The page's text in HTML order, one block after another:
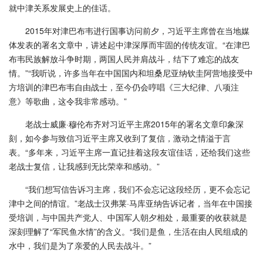
就中津关系发展史上的佳话。
2015年对津巴布韦进行国事访问前夕，习近平主席曾在当地媒
体发表的署名文章中，讲述起中津深厚而牢固的传统友谊。“在津巴
布韦民族解放斗争时期，两国人民并肩战斗，结下了难忘的战友
情。”“我听说，许多当年在中国国内和坦桑尼亚纳钦圭阿营地接受中
方培训的津巴布韦自由战士，至今仍会哼唱《三大纪律、八项注
意》等歌曲，这令我非常感动。”
老战士威廉·穆伦布齐对习近平主席2015年的署名文章印象深
刻，如今参与致信习近平主席又收到了复信，激动之情溢于言
表。“多年来，习近平主席一直记挂着这段友谊佳话，还给我们这些
老战士复信，让我感到无比荣幸和感动。”
“我们想写信告诉习主席，我们不会忘记这段经历，更不会忘记
津中之间的情谊。”老战士汉弗莱·马库亚纳告诉记者，当年在中国接
受培训，与中国共产党人、中国军人朝夕相处，最重要的收获就是
深刻理解了“军民鱼水情”的含义。“我们是鱼，生活在由人民组成的
水中，我们是为了亲爱的人民去战斗。”